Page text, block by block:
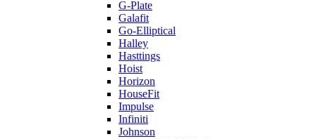
G-Plate
Galafit
Go-Elliptical
Halley
Hasttings
Hoist
Horizon
HouseFit
Impulse
Infiniti
Johnson